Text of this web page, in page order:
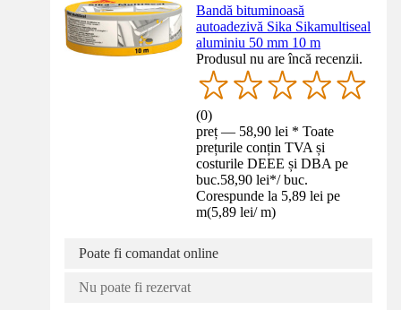
Bandă bituminoasă
autoadezivă Sika Sikamultiseal
aluminiu 50 mm 10 m
Produsul nu are încă recenzii.
(0)
preț — 58,90 lei * Toate
prețurile conțin TVA și
costurile DEEE și DBA pe
buc.58,90 lei*/ buc.
Corespunde la 5,89 lei pe
m(5,89 lei/ m)
Poate fi comandat online
Nu poate fi rezervat